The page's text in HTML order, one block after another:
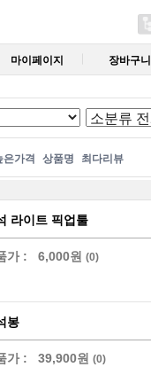
마이페이지 장바구니
은가격 상품명 최다리뷰
라이트 픽업툴
가 : 6,000원 (0)
봉
가 : 39,900원 (0)